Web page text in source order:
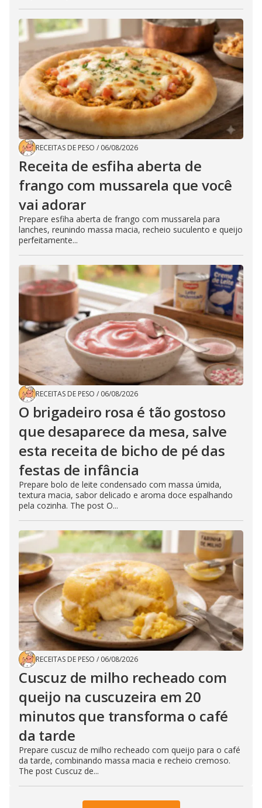
RECEITAS DE PESO / 06/08/2026
Receita de esfiha aberta de
frango com mussarela que você
vai adorar
Prepare esfiha aberta de frango com mussarela para
lanches, reunindo massa macia, recheio suculento e queijo
perfeitamente...
RECEITAS DE PESO / 06/08/2026
O brigadeiro rosa é tão gostoso
que desaparece da mesa, salve
esta receita de bicho de pé das
festas de infância
Prepare bolo de leite condensado com massa úmida,
textura macia, sabor delicado e aroma doce espalhando
pela cozinha. The post O...
RECEITAS DE PESO / 06/08/2026
Cuscuz de milho recheado com
queijo na cuscuzeira em 20
minutos que transforma o café
da tarde
Prepare cuscuz de milho recheado com queijo para o café
da tarde, combinando massa macia e recheio cremoso.
The post Cuscuz de...